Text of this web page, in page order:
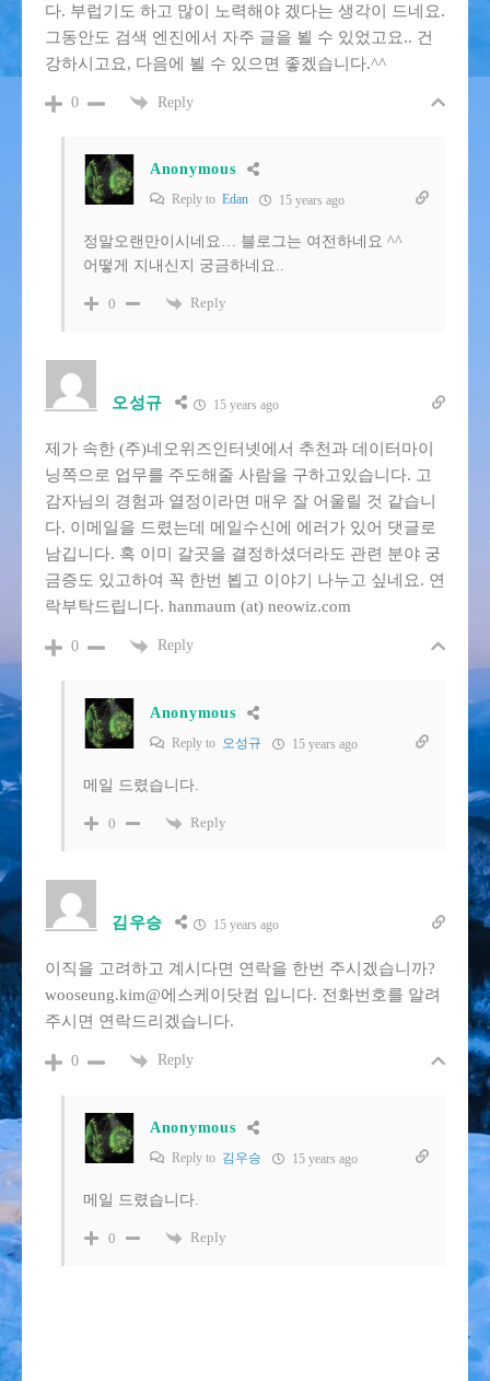
다. 부럽기도 하고 많이 노력해야 겠다는 생각이 드네요.
그동안도 검색 엔진에서 자주 글을 뵐 수 있었고요.. 건
강하시고요, 다음에 뵐 수 있으면 좋겠습니다.^^
0 Reply
Anonymous
Reply to Edan 15 years ago
정말오랜만이시네요… 블로그는 여전하네요 ^^
어떻게 지내신지 궁금하네요..
0 Reply
오성규 15 years ago
제가 속한 (주)네오위즈인터넷에서 추천과 데이터마이
닝쪽으로 업무를 주도해줄 사람을 구하고있습니다. 고
감자님의 경험과 열정이라면 매우 잘 어울릴 것 같습니
다. 이메일을 드렸는데 메일수신에 에러가 있어 댓글로
남깁니다. 혹 이미 갈곳을 결정하셨더라도 관련 분야 궁
금증도 있고하여 꼭 한번 뵙고 이야기 나누고 싶네요. 연
락부탁드립니다. hanmaum (at) neowiz.com
0 Reply
Anonymous
Reply to 오성규 15 years ago
메일 드렸습니다.
0 Reply
김우승 15 years ago
이직을 고려하고 계시다면 연락을 한번 주시겠습니까?
wooseung.kim@에스케이닷컴 입니다. 전화번호를 알려
주시면 연락드리겠습니다.
0 Reply
Anonymous
Reply to 김우승 15 years ago
메일 드렸습니다.
0 Reply